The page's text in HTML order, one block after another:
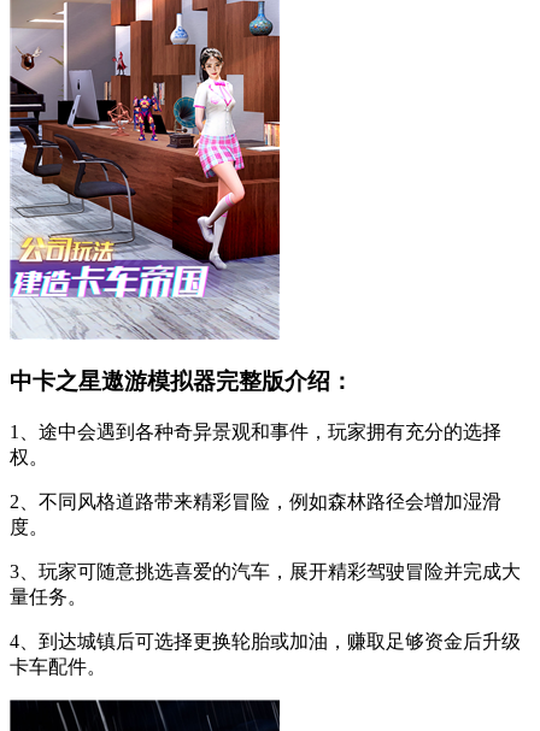
中卡之星遨游模拟器完整版介绍：
1、途中会遇到各种奇异景观和事件，玩家拥有充分的选择
权。
2、不同风格道路带来精彩冒险，例如森林路径会增加湿滑
度。
3、玩家可随意挑选喜爱的汽车，展开精彩驾驶冒险并完成大
量任务。
4、到达城镇后可选择更换轮胎或加油，赚取足够资金后升级
卡车配件。